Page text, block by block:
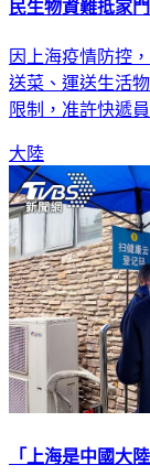
民生物資難抵家
因上海疫情防控
送菜、運送生活
限制，准許快遞
大陸
「上海是中國大